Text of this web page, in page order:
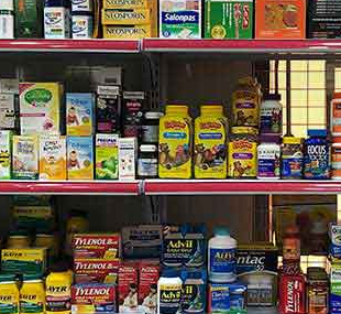
và các thành phần làm sáng da
không thể thiếu cho làn da đẹp hoàn
màu, da lão hóa và mất nước…. Hoạt
nám. Dùng lâu ngày sẽ giúp da sáng hơn.
: AHA, BHA, PHA, Phytic Acid và
: Magnesium Chloride, Magnesium
giảm tăng sắc tố: Palmaria Palmata